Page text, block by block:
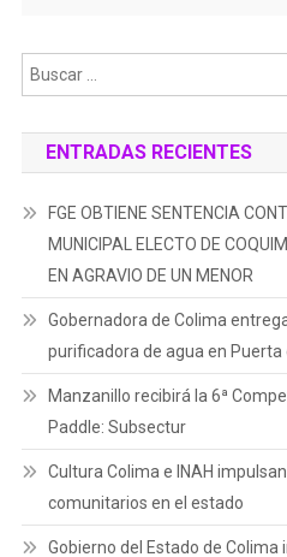
ENTRADAS RECIENTES
FGE OBTIENE SENTENCIA
MUNICIPAL ELECTO DE
EN AGRAVIO DE UN MENOR
Gobernadora de Colima
purificadora de agua en Puerta
Manzanillo recibirá la 6ª
Paddle: Subsectur
Cultura Colima e INAH
comunitarios en el estado
Gobierno del Estado de Colima